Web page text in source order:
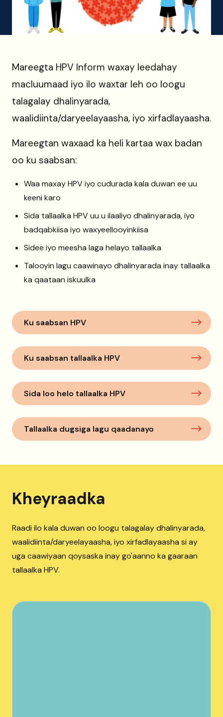
Mareegta HPV Inform waxay leedahay
macluumaad iyo ilo waxtar leh oo loogu
talagalay dhalinyarada,
waalidiinta/daryeelayaasha, iyo xirfadlayaasha.
Mareegtan waxaad ka heli kartaa wax badan
oo ku saabsan:
Waa maxay HPV iyo cudurada kala duwan ee uu
keeni karo
Sida tallaalka HPV uu u ilaaliyo dhalinyarada, iyo
badqabkiisa iyo waxyeellooyinkiisa
Sidee iyo meesha laga helayo tallaalka
Talooyin lagu caawinayo dhalinyarada inay tallaalka
ka qaataan iskuulka
Ku saabsan HPV
Ku saabsan tallaalka HPV
Sida loo helo tallaalka HPV
Tallaalka dugsiga lagu qaadanayo
Kheyraadka
Raadi ilo kala duwan oo loogu talagalay dhalinyarada,
waalidiinta/daryeelayaasha, iyo xirfadlayaasha si ay
uga caawiyaan qoysaska inay go'aanno ka gaaraan
tallaalka HPV.